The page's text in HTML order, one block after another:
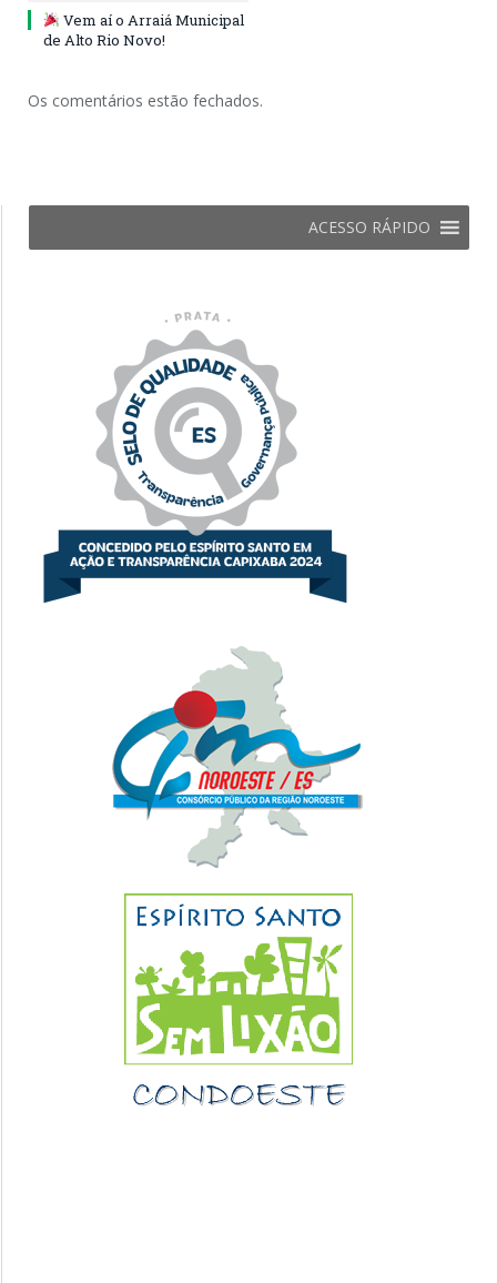
Vem aí o Arraiá Municipal
de Alto Rio Novo!
Os comentários estão fechados.
ACESSO RÁPIDO